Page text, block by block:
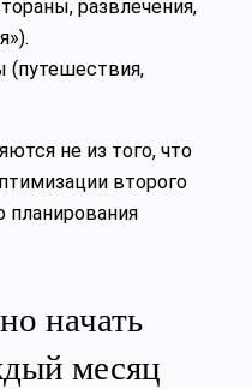
развлечения,
(путешествия,
не из того, что
второго
планирования
начать
месяц